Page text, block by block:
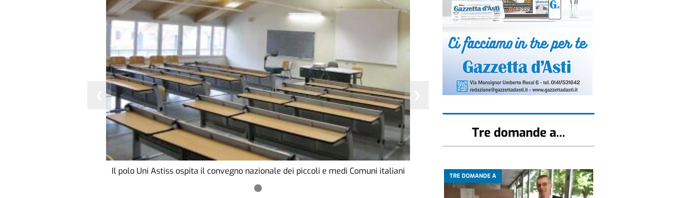
Il polo Uni Astiss ospita il convegno nazionale dei piccoli e medi Comuni italiani
Tre domande a...
TRE DOMANDE A